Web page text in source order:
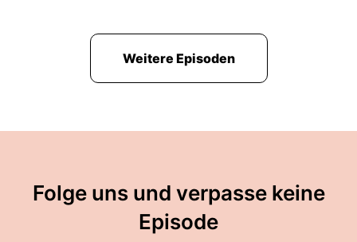
Weitere Episoden
Folge uns und verpasse keine
Episode